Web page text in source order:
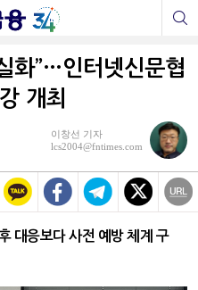
화”…인터넷신문협
개최
이창선 기자
lcs2004@fntimes.com
대응보다 사전 예방 체계 구